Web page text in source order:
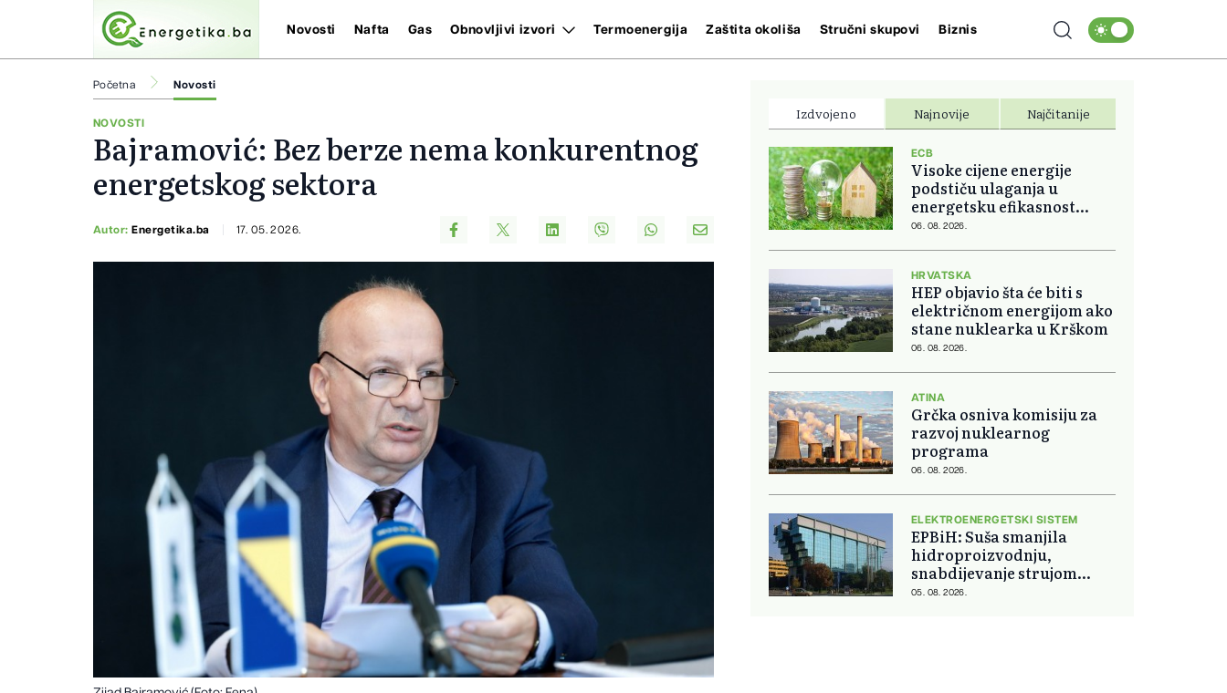
Novosti Nafta Gas Obnovljivi izvori Termoenergija Zaštita okoliša Stručni skupovi Biznis
Početna Novosti
NOVOSTI
Bajramović: Bez berze nema konkurentnog
energetskog sektora
Autor:Energetika.ba 17. 05. 2026.
Izdvojeno Najnovije Najčitanije
ECB
Visoke cijene energije
podstiču ulaganja u
energetsku efikasnost
domova
06. 08. 2026.
HRVATSKA
HEP objavio šta će biti s
električnom energijom ako
stane nuklearka u Krškom
06. 08. 2026.
ATINA
Grčka osniva komisiju za
razvoj nuklearnog
programa
06. 08. 2026.
ELEKTROENERGETSKI SISTEM
EPBiH: Suša smanjila
hidroproizvodnju,
snabdijevanje strujom
ostaje stabilno
05. 08. 2026.